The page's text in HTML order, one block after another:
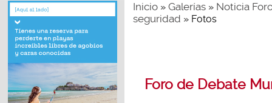
Inicio» Galerías» Noticia
seguridad » Fotos
Foro de Debate